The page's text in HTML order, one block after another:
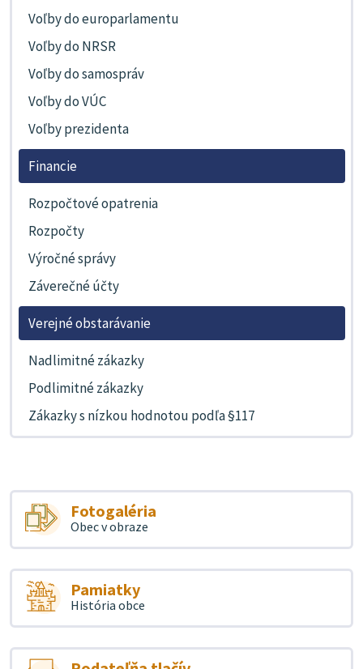
Voľby do europarlamentu
Voľby do NRSR
Voľby do samospráv
Voľby do VÚC
Voľby prezidenta
Financie
Rozpočtové opatrenia
Rozpočty
Výročné správy
Záverečné účty
Verejné obstarávanie
Nadlimitné zákazky
Podlimitné zákazky
Zákazky s nízkou hodnotou podľa §117
Fotogaléria
Obec v obraze
Pamiatky
História obce